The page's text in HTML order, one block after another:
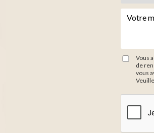
Votre
Vous
de
vous